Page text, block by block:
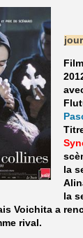
la
la
Voichita a
rival.